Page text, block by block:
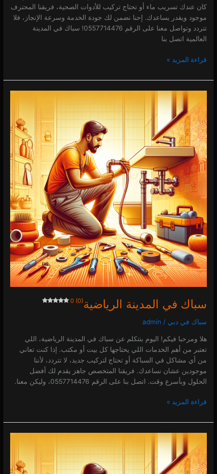
كان عندك تسريب ماء أو تحتاج تركيب للأدوات الصحية، فريقنا المحترف
موجود ويقدر يساعدك. إحنا نضمن لك جودة الخدمة وسرعة الإنجاز، فلا
تتردد وتواصل معنا على الرقم 0557714476! سباك في المدينة
العالمية اتصل بنا
قراءة المزيد »
سباك في المدينة الرياضية0 (0)
سباك في دبي /
admin
هلا ومرحبا فيكم! اليوم بنتكلم عن سباك في المدينة الرياضية، اللي
تعتبر من أهم الخدمات اللي يحتاجها كل بيت أو مكتب. إذا كنت تعاني
من أي مشاكل في السباكة أو تحتاج لتركيب جديد، لا تتردد، لأننا
موجودين عشان نساعدك. فريقنا المتخصص جاهز يقدم لك أفضل
الحلول وبأسرع وقت. اتصل بنا على الرقم 0557714476، وليكن معنا.
في
المدينة
الرياضية
0 (0)
قراءة المزيد »
في
المدينة
التجارية